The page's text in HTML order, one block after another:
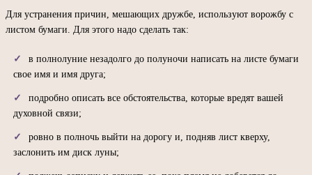
Для устранения причин, мешающих дружбе, используют ворожбу с
листом бумаги. Для этого надо сделать так:
в полнолуние незадолго до полуночи написать на листе бумаги
свое имя и имя друга;
подробно описать все обстоятельства, которые вредят вашей
духовной связи;
ровно в полночь выйти на дорогу и, подняв лист кверху,
заслонить им диск луны;